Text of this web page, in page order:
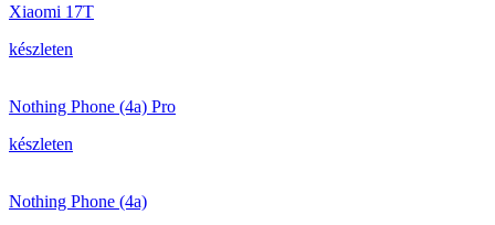
Xiaomi 17T
készleten
Nothing Phone (4a) Pro
készleten
Nothing Phone (4a)